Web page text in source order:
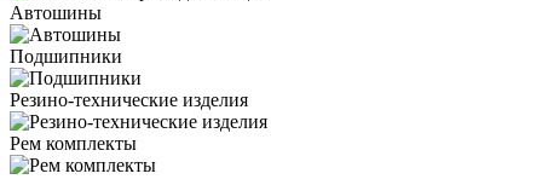
Автошины
Подшипники
Резино-технические изделия
Рем комплекты